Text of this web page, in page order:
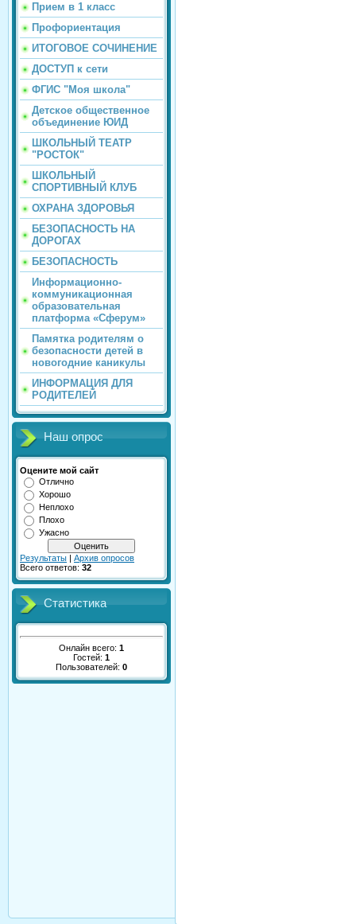
Прием в 1 класс
Профориентация
ИТОГОВОЕ СОЧИНЕНИЕ
ДОСТУП к сети
ФГИС "Моя школа"
Детское общественное
объединение ЮИД
ШКОЛЬНЫЙ ТЕАТР
"РОСТОК"
ШКОЛЬНЫЙ
СПОРТИВНЫЙ КЛУБ
ОХРАНА ЗДОРОВЬЯ
БЕЗОПАСНОСТЬ НА
ДОРОГАХ
БЕЗОПАСНОСТЬ
Информационно-
коммуникационная
образовательная
платформа «Сферум»
Памятка родителям о
безопасности детей в
новогодние каникулы
ИНФОРМАЦИЯ ДЛЯ
РОДИТЕЛЕЙ
Наш опрос
Оцените мой сайт
Отлично
Хорошо
Неплохо
Плохо
Ужасно
Результаты | Архив опросов
Всего ответов: 32
Статистика
Онлайн всего: 1
Гостей: 1
Пользователей: 0